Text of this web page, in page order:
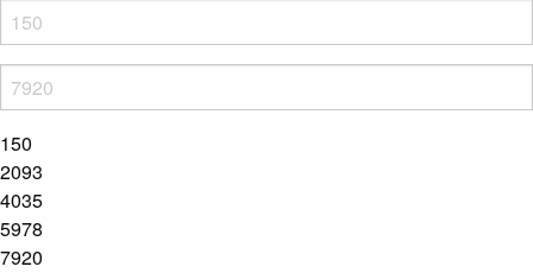
150
2093
4035
5978
7920